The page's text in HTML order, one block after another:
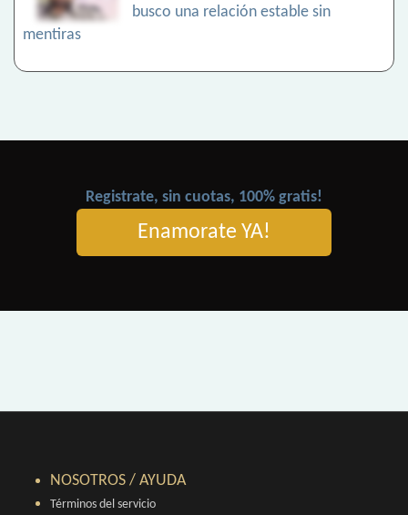
busco una relación estable sin
mentiras
Registrate, sin cuotas, 100% gratis!
Enamorate YA!
NOSOTROS / AYUDA
Términos del servicio